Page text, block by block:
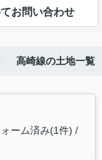
お問い合わせ
高崎線の土地一覧
ーム済み(1件)